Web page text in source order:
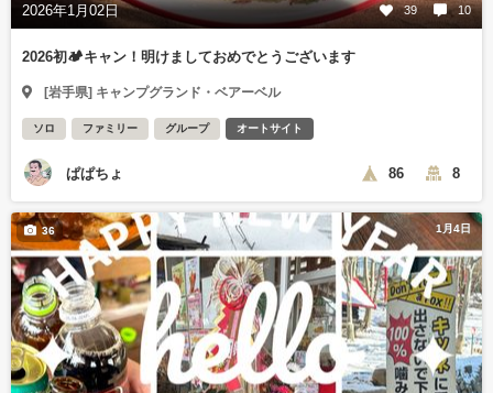
2026年1月02日 39 10
2026初🏕️キャン！明けましておめでとうございます
[岩手県] キャンプグランド・ベアーベル
ソロ ファミリー グループ オートサイト
ぱぱちょ 86 8
1月4日
36